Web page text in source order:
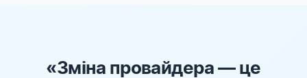
«Зміна провайдера — це